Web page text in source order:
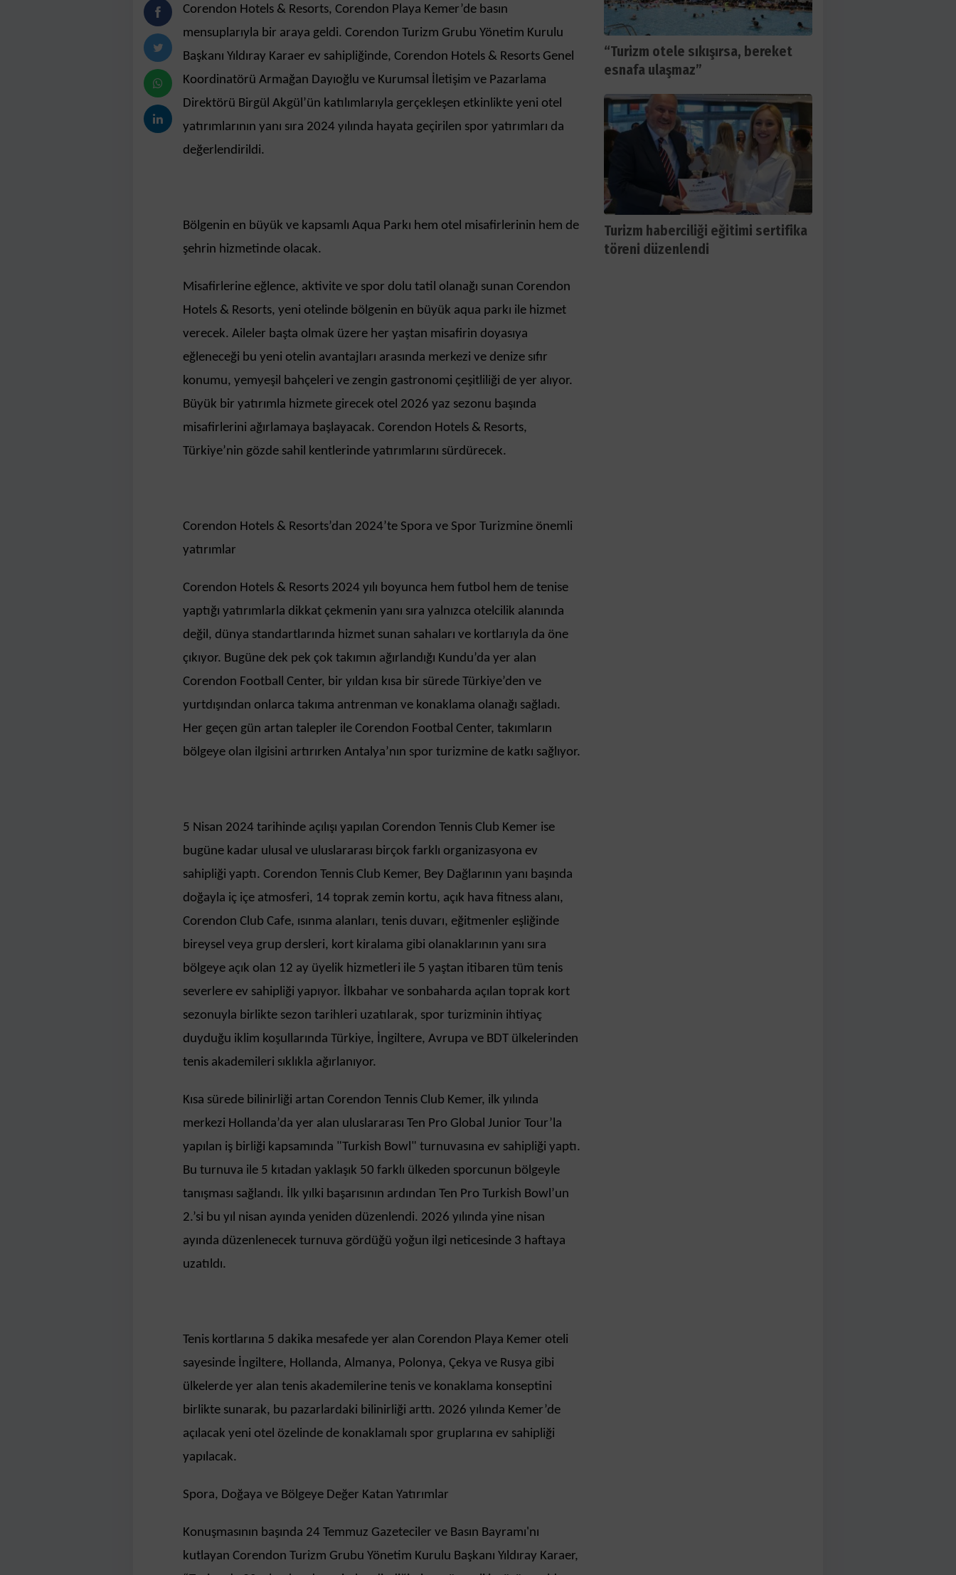
Corendon Hotels & Resorts, Corendon Playa Kemer’de basın
mensuplarıyla bir araya geldi. Corendon Turizm Grubu Yönetim Kurulu
Başkanı Yıldıray Karaer ev sahipliğinde, Corendon Hotels & Resorts Genel
Koordinatörü Armağan Dayıoğlu ve Kurumsal İletişim ve Pazarlama
Direktörü Birgül Akgül’ün katılımlarıyla gerçekleşen etkinlikte yeni otel
yatırımlarının yanı sıra 2024 yılında hayata geçirilen spor yatırımları da
değerlendirildi.
Bölgenin en büyük ve kapsamlı Aqua Parkı hem otel misafirlerinin hem de
şehrin hizmetinde olacak.
Misafirlerine eğlence, aktivite ve spor dolu tatil olanağı sunan Corendon
Hotels & Resorts, yeni otelinde bölgenin en büyük aqua parkı ile hizmet
verecek. Aileler başta olmak üzere her yaştan misafirin doyasıya
eğleneceği bu yeni otelin avantajları arasında merkezi ve denize sıfır
konumu, yemyeşil bahçeleri ve zengin gastronomi çeşitliliği de yer alıyor.
Büyük bir yatırımla hizmete girecek otel 2026 yaz sezonu başında
misafirlerini ağırlamaya başlayacak. Corendon Hotels & Resorts,
Türkiye’nin gözde sahil kentlerinde yatırımlarını sürdürecek.
Corendon Hotels & Resorts’dan 2024’te Spora ve Spor Turizmine önemli
yatırımlar
Corendon Hotels & Resorts 2024 yılı boyunca hem futbol hem de tenise
yaptığı yatırımlarla dikkat çekmenin yanı sıra yalnızca otelcilik alanında
değil, dünya standartlarında hizmet sunan sahaları ve kortlarıyla da öne
çıkıyor. Bugüne dek pek çok takımın ağırlandığı Kundu’da yer alan
Corendon Football Center, bir yıldan kısa bir sürede Türkiye’den ve
yurtdışından onlarca takıma antrenman ve konaklama olanağı sağladı.
Her geçen gün artan talepler ile Corendon Footbal Center, takımların
bölgeye olan ilgisini artırırken Antalya’nın spor turizmine de katkı sağlıyor.
5 Nisan 2024 tarihinde açılışı yapılan Corendon Tennis Club Kemer ise
bugüne kadar ulusal ve uluslararası birçok farklı organizasyona ev
sahipliği yaptı. Corendon Tennis Club Kemer, Bey Dağlarının yanı başında
doğayla iç içe atmosferi, 14 toprak zemin kortu, açık hava fitness alanı,
Corendon Club Cafe, ısınma alanları, tenis duvarı, eğitmenler eşliğinde
bireysel veya grup dersleri, kort kiralama gibi olanaklarının yanı sıra
bölgeye açık olan 12 ay üyelik hizmetleri ile 5 yaştan itibaren tüm tenis
severlere ev sahipliği yapıyor. İlkbahar ve sonbaharda açılan toprak kort
sezonuyla birlikte sezon tarihleri uzatılarak, spor turizminin ihtiyaç
duyduğu iklim koşullarında Türkiye, İngiltere, Avrupa ve BDT ülkelerinden
tenis akademileri sıklıkla ağırlanıyor.
Kısa sürede bilinirliği artan Corendon Tennis Club Kemer, ilk yılında
merkezi Hollanda’da yer alan uluslararası Ten Pro Global Junior Tour’la
yapılan iş birliği kapsamında "Turkish Bowl" turnuvasına ev sahipliği yaptı.
Bu turnuva ile 5 kıtadan yaklaşık 50 farklı ülkeden sporcunun bölgeyle
tanışması sağlandı. İlk yılki başarısının ardından Ten Pro Turkish Bowl’un
2.’si bu yıl nisan ayında yeniden düzenlendi. 2026 yılında yine nisan
ayında düzenlenecek turnuva gördüğü yoğun ilgi neticesinde 3 haftaya
uzatıldı.
Tenis kortlarına 5 dakika mesafede yer alan Corendon Playa Kemer oteli
sayesinde İngiltere, Hollanda, Almanya, Polonya, Çekya ve Rusya gibi
ülkelerde yer alan tenis akademilerine tenis ve konaklama konseptini
birlikte sunarak, bu pazarlardaki bilinirliği arttı. 2026 yılında Kemer’de
açılacak yeni otel özelinde de konaklamalı spor gruplarına ev sahipliği
yapılacak.
Spora, Doğaya ve Bölgeye Değer Katan Yatırımlar
Konuşmasının başında 24 Temmuz Gazeteciler ve Basın Bayramı'nı
kutlayan Corendon Turizm Grubu Yönetim Kurulu Başkanı Yıldıray Karaer,
“Turizm otele sıkışırsa, bereket
esnafa ulaşmaz”
Turizm haberciliği eğitimi sertifika
töreni düzenlendi